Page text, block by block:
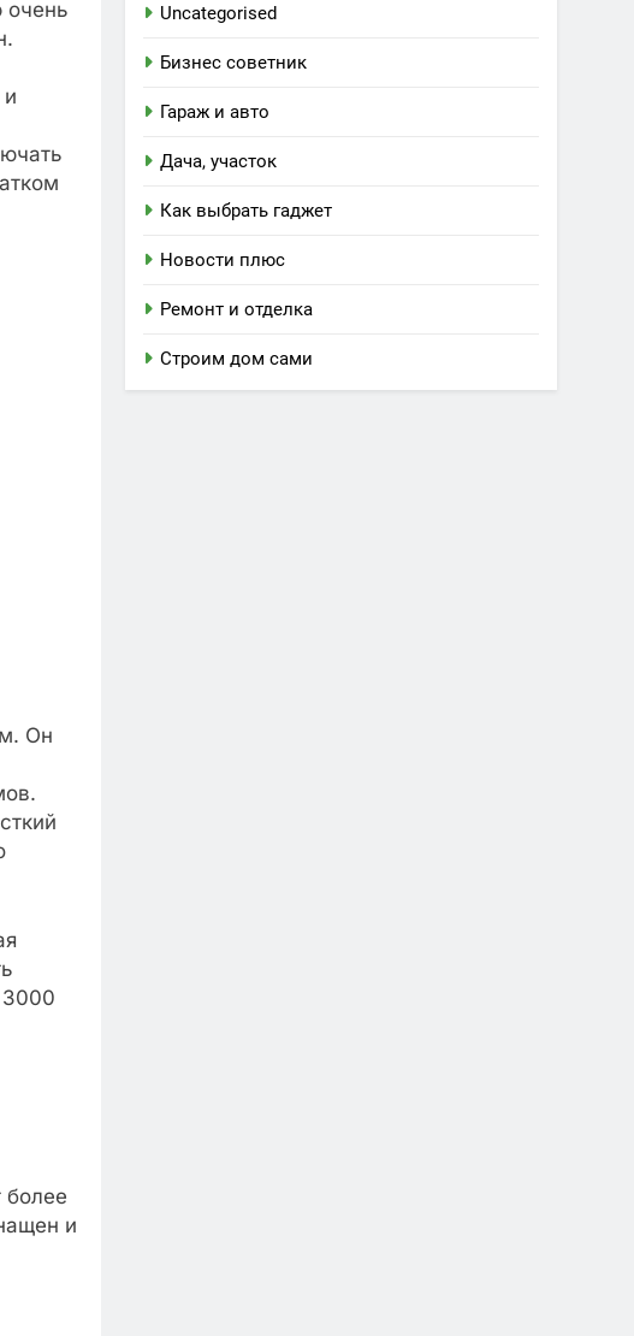
очень
Он
3000
более
и
Uncategorised
Бизнес советник
Гараж и авто
Дача, участок
Как выбрать гаджет
Новости плюс
Ремонт и отделка
Строим дом сами